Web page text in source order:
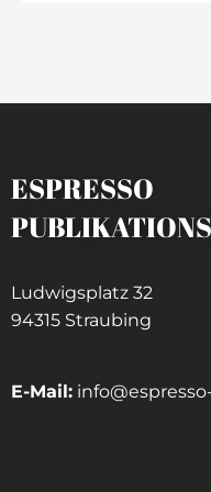
ESPRESSO
Ludwigsplatz 32
94315 Straubing
E-Mail: